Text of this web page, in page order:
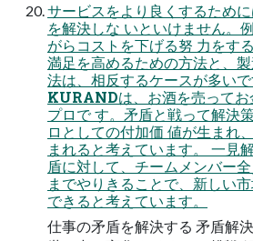
サービスをより良くするため
を解決しな いといけません。
がらコストを下げる努 力をす
満足を高めるための方法と、
法は、相反するケースが多い
KURANDは、お酒を売ってお
プロで す。矛盾と戦って解決
ロとしての付加価 値が生まれ
まれると考えています。 一見
盾に対して、チームメンバー
までやりきることで、新しい
できると考えています。
仕事の矛盾を解決する 矛盾解